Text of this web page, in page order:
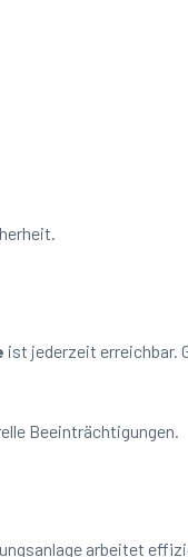
ist jederzeit erreichbar.
Beeinträchtigungen.
arbeitet